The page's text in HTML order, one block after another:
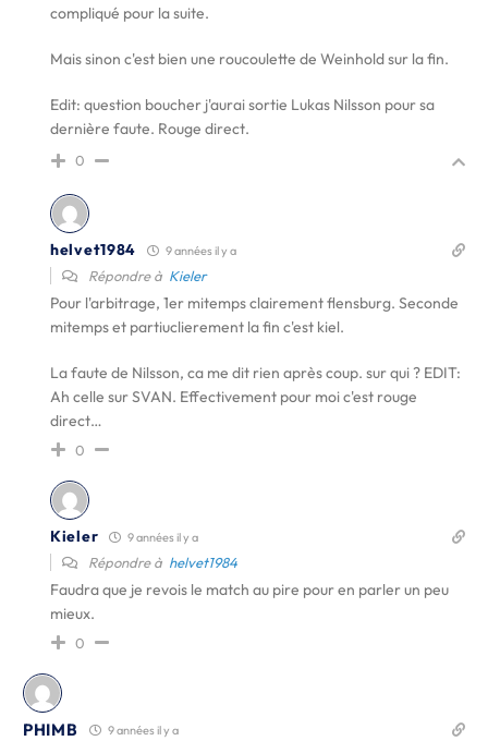
compliqué pour la suite.
Mais sinon c'est bien une roucoulette de Weinhold sur la fin.
Edit: question boucher j'aurai sortie Lukas Nilsson pour sa
dernière faute. Rouge direct.
0
helvet1984 9 années il y a
Répondre à Kieler
Pour l'arbitrage, 1er mitemps clairement flensburg. Seconde
mitemps et partiuclierement la fin c'est kiel.
La faute de Nilsson, ca me dit rien après coup. sur qui ? EDIT:
Ah celle sur SVAN. Effectivement pour moi c'est rouge
direct…
0
Kieler 9 années il y a
Répondre à helvet1984
Faudra que je revois le match au pire pour en parler un peu
mieux.
0
PHIMB 9 années il y a